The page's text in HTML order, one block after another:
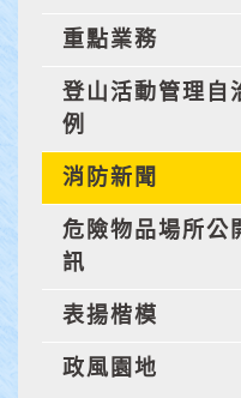
重點業務
登山活動管理自
例
消防新聞
危險物品場所公
訊
表揚楷模
政風園地